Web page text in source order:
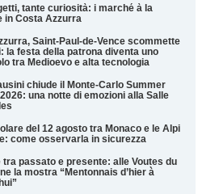
tante curiosità: i marché à la
in Costa Azzurra
Saint-Paul-de-Vence scommette
la festa della patrona diventa uno
tra Medioevo e alta tecnologia
chiude il Monte-Carlo Summer
una notte di emozioni alla Salle
del 12 agosto tra Monaco e le Alpi
come osservarla in sicurezza
tra passato e presente: alle Voutes du
la mostra “Mentonnais d’hier à